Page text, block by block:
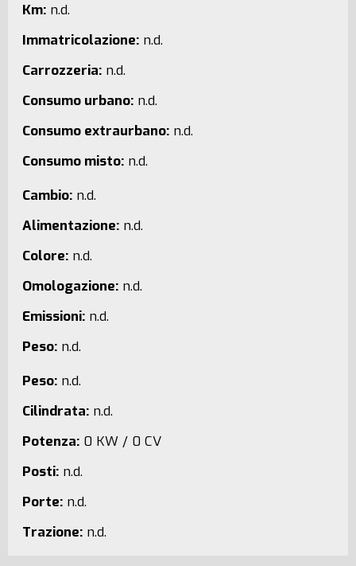
Km: n.d.
Immatricolazione: n.d.
Carrozzeria: n.d.
Consumo urbano: n.d.
Consumo extraurbano: n.d.
Consumo misto: n.d.
Cambio: n.d.
Alimentazione: n.d.
Colore: n.d.
Omologazione: n.d.
Emissioni: n.d.
Peso: n.d.
Peso: n.d.
Cilindrata: n.d.
Potenza: 0 KW / 0 CV
Posti: n.d.
Porte: n.d.
Trazione: n.d.